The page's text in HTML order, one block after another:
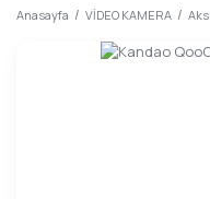
Anasayfa VİDEO KAMERA